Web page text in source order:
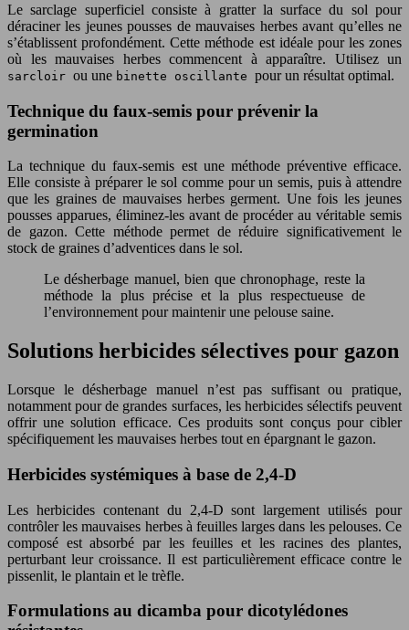
Le sarclage superficiel consiste à gratter la surface du sol pour
déraciner les jeunes pousses de mauvaises herbes avant qu’elles ne
s’établissent profondément. Cette méthode est idéale pour les zones
où les mauvaises herbes commencent à apparaître. Utilisez un
sarcloir ou une binette oscillante pour un résultat optimal.
Technique du faux-semis pour prévenir la
germination
La technique du faux-semis est une méthode préventive efficace.
Elle consiste à préparer le sol comme pour un semis, puis à attendre
que les graines de mauvaises herbes germent. Une fois les jeunes
pousses apparues, éliminez-les avant de procéder au véritable semis
de gazon. Cette méthode permet de réduire significativement le
stock de graines d’adventices dans le sol.
Le désherbage manuel, bien que chronophage, reste la
méthode la plus précise et la plus respectueuse de
l’environnement pour maintenir une pelouse saine.
Solutions herbicides sélectives pour gazon
Lorsque le désherbage manuel n’est pas suffisant ou pratique,
notamment pour de grandes surfaces, les herbicides sélectifs peuvent
offrir une solution efficace. Ces produits sont conçus pour cibler
spécifiquement les mauvaises herbes tout en épargnant le gazon.
Herbicides systémiques à base de 2,4-D
Les herbicides contenant du 2,4-D sont largement utilisés pour
contrôler les mauvaises herbes à feuilles larges dans les pelouses. Ce
composé est absorbé par les feuilles et les racines des plantes,
perturbant leur croissance. Il est particulièrement efficace contre le
pissenlit, le plantain et le trèfle.
Formulations au dicamba pour dicotylédones